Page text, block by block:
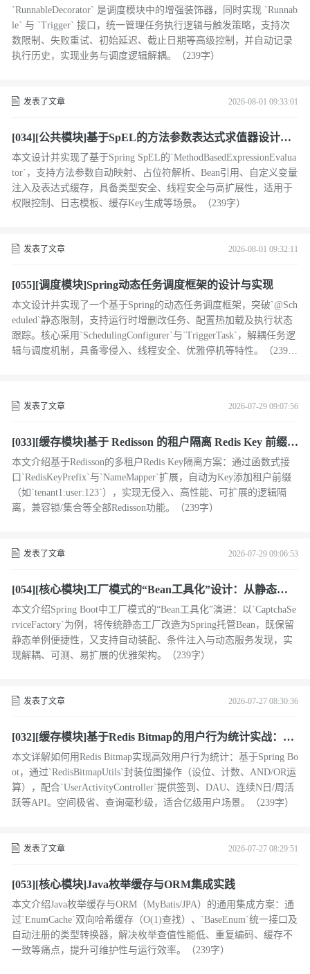
器
`RunnableDecorator` 是调度模块中的增强装饰器，同时实现 `Runnab
le` 与 `Trigger` 接口，统一管理任务执行逻辑与触发策略，支持次
数限制、失败重试、初始延迟、截止日期等高级控制，并自动记录
执行历史，实现业务与调度逻辑解耦。（239字）
发表了文章 2026-08-01 09:33:01
[034][公共模块]基于SpEL的方法参数表达式求值器设计与
实现
本文设计并实现了基于Spring SpEL的`MethodBasedExpressionEvalua
tor`，支持方法参数自动映射、占位符解析、Bean引用、自定义变量
注入及表达式缓存，具备类型安全、线程安全与高扩展性，适用于
权限控制、日志模板、缓存Key生成等场景。（239字）
发表了文章 2026-08-01 09:32:11
[055][调度模块]Spring动态任务调度框架的设计与实现
本文设计并实现了一个基于Spring的动态任务调度框架，突破`@Sch
eduled`静态限制，支持运行时增删改任务、配置热加载及执行状态
跟踪。核心采用`SchedulingConfigurer`与`TriggerTask`，解耦任务逻
辑与调度机制，具备零侵入、线程安全、优雅停机等特性。（239
发表了文章 2026-07-29 09:07:56
[033][缓存模块]基于 Redisson 的租户隔离 Redis Key 前缀设
计
本文介绍基于Redisson的多租户Redis Key隔离方案：通过函数式接
口`RedisKeyPrefix`与`NameMapper`扩展，自动为Key添加租户前缀
（如`tenant1:user:123`），实现无侵入、高性能、可扩展的逻辑隔
离，兼容锁/集合等全部Redisson功能。（239字）
发表了文章 2026-07-29 09:06:53
[054][核心模块]工厂模式的“Bean工具化”设计：从静态工
具到Spring托管Bean的演进
本文介绍Spring Boot中工厂模式的“Bean工具化”演进：以`CaptchaSe
rviceFactory`为例，将传统静态工厂改造为Spring托管Bean，既保留
静态单例便捷性，又支持自动装配、条件注入与动态服务发现，实
现解耦、可测、易扩展的优雅架构。（239字）
发表了文章 2026-07-27 08:30:36
[032][缓存模块]基于Redis Bitmap的用户行为统计实战：签
到与日活分析
本文详解如何用Redis Bitmap实现高效用户行为统计：基于Spring Bo
ot，通过`RedisBitmapUtils`封装位图操作（设位、计数、AND/OR运
算），配合`UserActivityController`提供签到、DAU、连续N日/周活
跃等API。空间极省、查询毫秒级，适合亿级用户场景。（239字）
发表了文章 2026-07-27 08:29:51
[053][核心模块]Java枚举缓存与ORM集成实践
本文介绍Java枚举缓存与ORM（MyBatis/JPA）的通用集成方案：通
过`EnumCache`双向哈希缓存（O(1)查找）、`BaseEnum`统一接口及
自动注册的类型转换器，解决枚举查值性能低、重复编码、缓存不
一致等痛点，提升可维护性与运行效率。（239字）